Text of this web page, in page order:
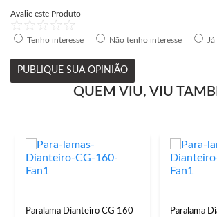
Avalie este Produto
Tenho interesse Não tenho interesse
PUBLIQUE SUA OPINIÃO
QUEM VIU, VIU
Paralama Dianteiro CG 160
Paralama